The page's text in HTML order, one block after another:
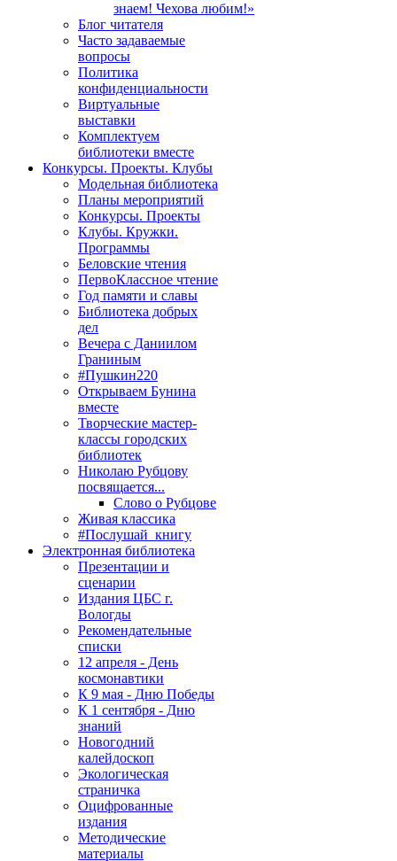
знаем! Чехова любим!»
Блог читателя
Часто задаваемые
вопросы
Политика
конфиденциальности
Виртуальные
выставки
Комплектуем
библиотеки вместе
Конкурсы. Проекты. Клубы
Модельная библиотека
Планы мероприятий
Конкурсы. Проекты
Клубы. Кружки.
Программы
Беловские чтения
ПервоКлассное чтение
Год памяти и славы
Библиотека добрых
дел
Вечера с Даниилом
Граниным
#Пушкин220
Открываем Бунина
вместе
Творческие мастер-
классы городских
библиотек
Николаю Рубцову
посвящается...
Слово о Рубцове
Живая классика
#Послушай_книгу
Электронная библиотека
Презентации и
сценарии
Издания ЦБС г.
Вологды
Рекомендательные
списки
12 апреля - День
космонавтики
К 9 мая - Дню Победы
К 1 сентября - Дню
знаний
Новогодний
калейдоскоп
Экологическая
страничка
Оцифрованные
издания
Методические
материалы